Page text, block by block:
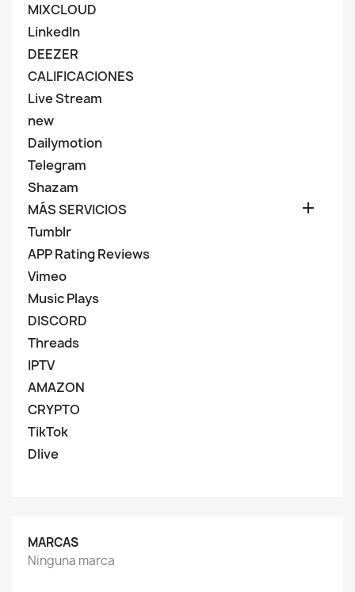
MIXCLOUD
LinkedIn
DEEZER
CALIFICACIONES
Live Stream
new
Dailymotion
Telegram
Shazam
MÁS SERVICIOS

Tumblr
APP Rating Reviews
Vimeo
Music Plays
DISCORD
Threads
IPTV
AMAZON
CRYPTO
TikTok
Dlive
MARCAS
Ninguna marca